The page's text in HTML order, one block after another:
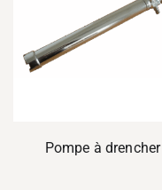
Pompe à drencher